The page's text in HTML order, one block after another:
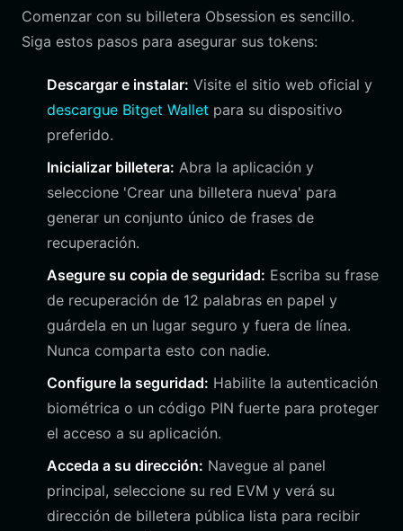
Comenzar con su billetera Obsession es sencillo.
Siga estos pasos para asegurar sus tokens:
Descargar e instalar: Visite el sitio web oficial y
descargue Bitget Wallet para su dispositivo
preferido.
Inicializar billetera: Abra la aplicación y
seleccione 'Crear una billetera nueva' para
generar un conjunto único de frases de
recuperación.
Asegure su copia de seguridad: Escriba su frase
de recuperación de 12 palabras en papel y
guárdela en un lugar seguro y fuera de línea.
Nunca comparta esto con nadie.
Configure la seguridad: Habilite la autenticación
biométrica o un código PIN fuerte para proteger
el acceso a su aplicación.
Acceda a su dirección: Navegue al panel
principal, seleccione su red EVM y verá su
dirección de billetera pública lista para recibir